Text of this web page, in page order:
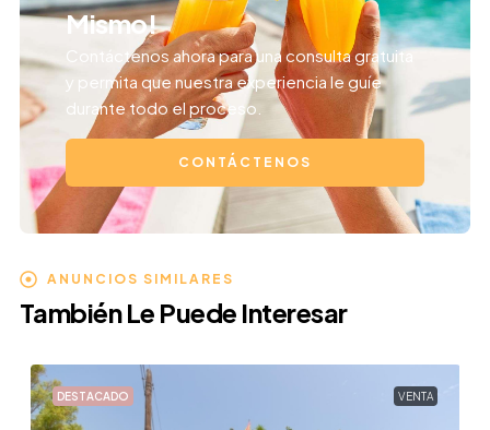
Mismo!
Contáctenos ahora para una consulta gratuita
y permita que nuestra experiencia le guíe
durante todo el proceso.
CONTÁCTENOS
ANUNCIOS SIMILARES
También Le Puede Interesar
DESTACADO VENTA